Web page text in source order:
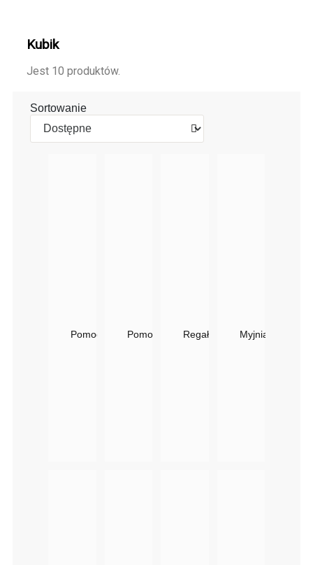
Kubik
Jest 10 produktów.
Sortowanie
Pomocnik Fryzjerski ICON Deco Panda | Czarny
Pomocnik Fryzjerski Kubik Panda | Fornir
Regał KUBIK Szklany 170
Myjnia